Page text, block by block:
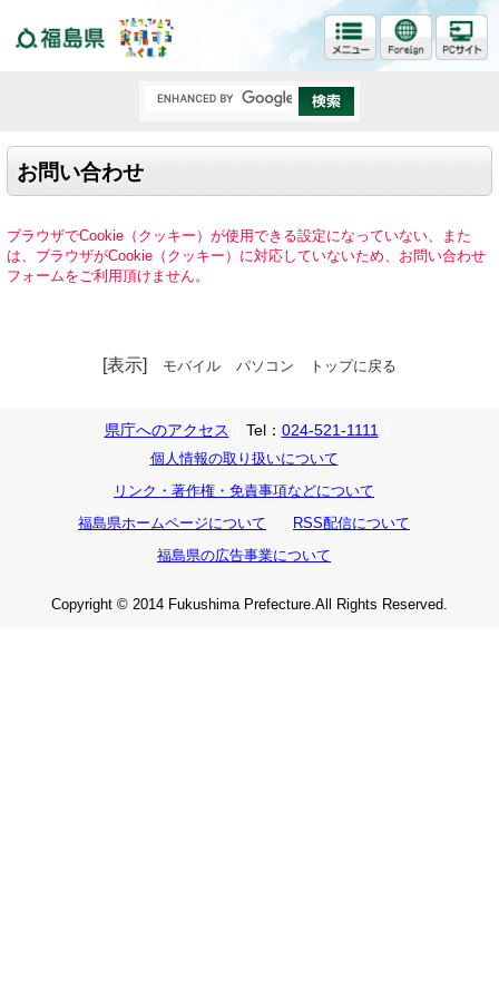
お問い合わせ
ブラウザでCookie（クッキー）が使用できる設定になっていない、また
は、ブラウザがCookie（クッキー）に対応していないため、お問い合わせ
フォームをご利用頂けません。
[表示] モバイル パソコン トップに戻る
県庁へのアクセス Tel： 024-521-1111
個人情報の取り扱いについて
リンク・著作権・免責事項などについて
福島県ホームページについて
RSS配信について
福島県の広告事業について
Copyright © 2014 Fukushima Prefecture.All Rights Reserved.